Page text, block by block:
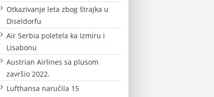
Otkazivanje leta zbog štrajka u
Diseldorfu
Air Serbia poletela ka Izmiru i
Lisabonu
Austrian Airlines sa plusom
završio 2022.
Lufthansa naručila 15